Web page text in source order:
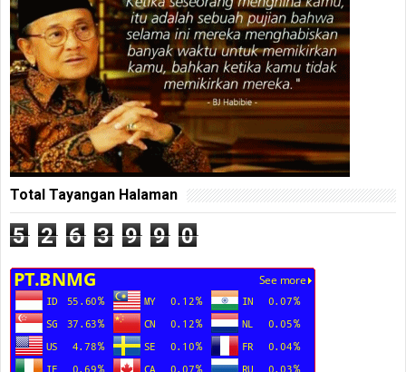
Total Tayangan Halaman
5 2 6 3 9 9 0